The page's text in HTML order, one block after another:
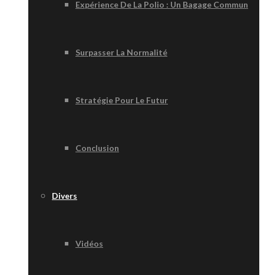
Expérience De La Polio : Un Bagage Commun
Surpasser La Normalité
Stratégie Pour Le Futur
Conclusion
Divers
Vidéos